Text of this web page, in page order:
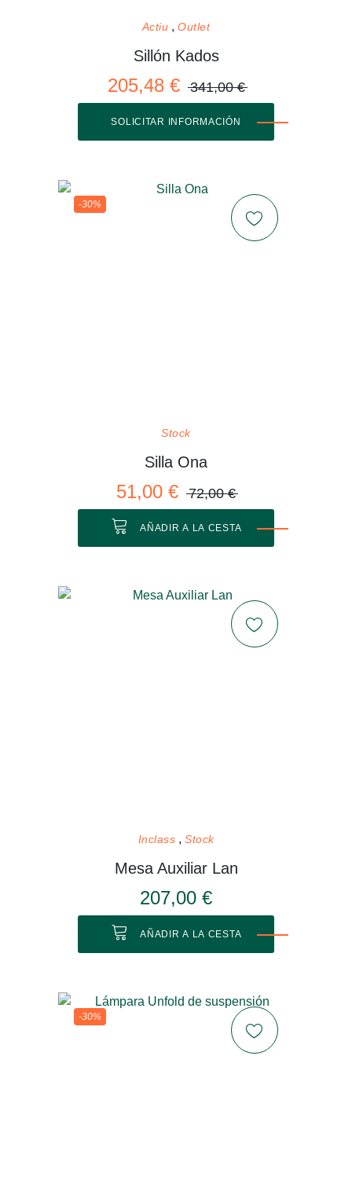
Actiu Outlet
Sillón Kados
205,48 € 341,00 €
SOLICITAR INFORMACIÓN
-30%
Stock
Silla Ona
51,00 € 72,00 €
AÑADIR A LA CESTA
Inclass Stock
Mesa Auxiliar Lan
207,00 €
AÑADIR A LA CESTA
-30%